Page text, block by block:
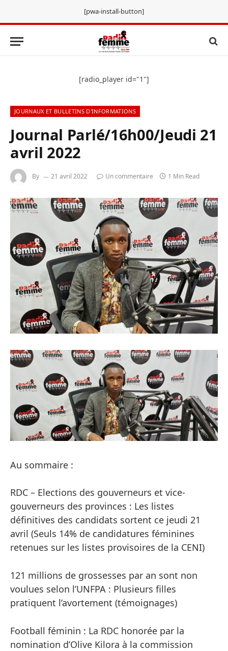
[pwa-install-button]
[radio_player id="1"]
JOURNAUX ET BULLETINS D'INFORMATIONS
Journal Parlé/16h00/Jeudi 21
avril 2022
By 21 avril 2022 Un commentaire 1 Min Read
Au sommaire :
RDC – Elections des gouverneurs et vice-
gouverneurs des provinces : Les listes
définitives des candidats sortent ce jeudi 21
avril (Seuls 14% de candidatures féminines
retenues sur les listes provisoires de la CENI)
121 millions de grossesses par an sont non
voulues selon l’UNFPA : Plusieurs filles
pratiquent l’avortement (témoignages)
Football féminin : La RDC honorée par la
nomination d’Olive Kilora à la commission